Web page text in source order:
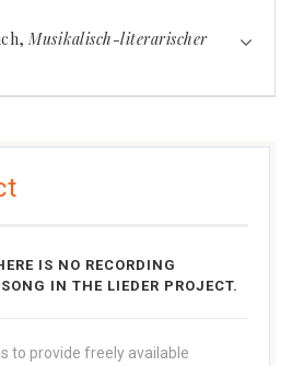
Musikalisch-literarischer
IS NO RECORDING
IN THE LIEDER PROJECT.
to provide freely available